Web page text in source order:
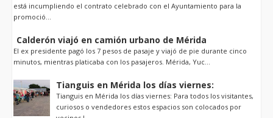
está incumpliendo el contrato celebrado con el Ayuntamiento para la
promoció...
Calderón viajó en camión urbano de Mérida
El ex presidente pagó los 7 pesos de pasaje y viajó de pie durante cinco
minutos, mientras platicaba con los pasajeros. Mérida, Yuc...
Tianguis en Mérida los días viernes:
Tianguis en Mérida los días viernes: Para todos los visitantes,
curiosos o vendedores estos espacios son colocados por